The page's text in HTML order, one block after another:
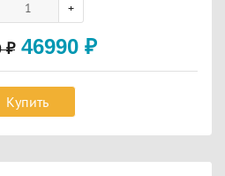
₽ 46990 ₽
Купить